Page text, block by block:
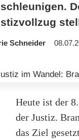
Schneider
Heute ist der
der Justiz.
das Ziel